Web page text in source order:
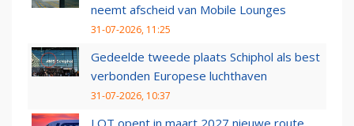
neemt afscheid van Mobile Lounges
31-07-2026, 11:25
Gedeelde tweede plaats Schiphol als best
verbonden Europese luchthaven
31-07-2026, 10:37
LOT opent in maart 2027 nieuwe route